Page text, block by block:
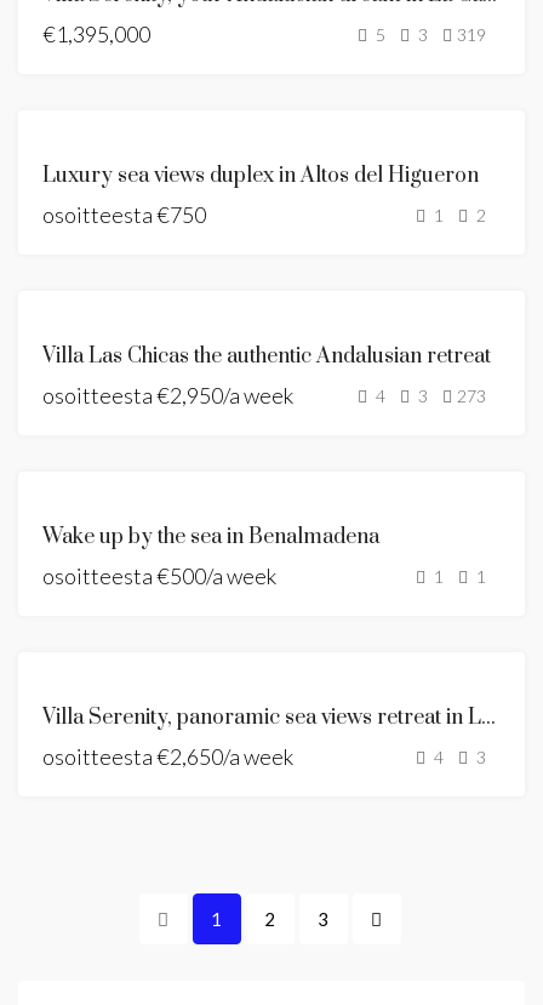
€1,395,000
5 3 319
LOMAVUOKRAUS
LOMA-ASUNTO
Luxury sea views duplex in Altos del Higueron
osoitteesta€750 1 2
STYLE VILLA
VUOKRATAAN
Villa Las Chicas the authentic Andalusian retreat
osoitteesta€2,950/a week 4 3 273
LOMAVUOKRAUS
Wake up by the sea in Benalmadena
osoitteesta€500/a week 1 1
STYLE VILLA
VUOKRATAAN
Villa Serenity, panoramic sea views retreat in La Capellania
osoitteesta€2,650/a week 4 3
1 2 3